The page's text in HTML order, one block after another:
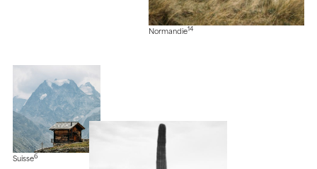
Normandie14
Suisse6